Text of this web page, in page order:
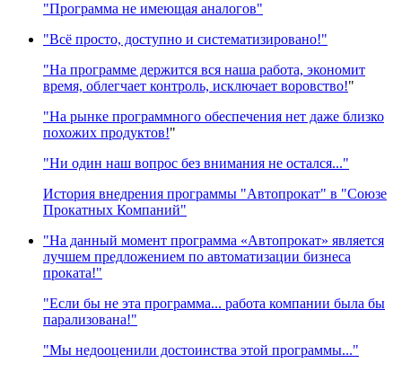
"Программа не имеющая аналогов"
"Всё просто, доступно и систематизировано!"
"На программе держится вся наша работа, экономит
время, облегчает контроль, исключает воровство!"
"На рынке программного обеспечения нет даже близко
похожих продуктов!"
"Ни один наш вопрос без внимания не остался..."
История внедрения программы "Автопрокат" в "Союзе
Прокатных Компаний"
"На данный момент программа «Автопрокат» является
лучшем предложением по автоматизации бизнеса
проката!"
"Если бы не эта программа... работа компании была бы
парализована!"
"Мы недооценили достоинства этой программы..."